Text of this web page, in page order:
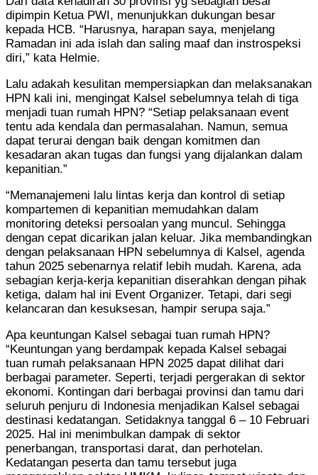
dipimpin Ketua PWI, menunjukkan dukungan besar
kepada HCB. “Harusnya, harapan saya, menjelang
Ramadan ini ada islah dan saling maaf dan instrospeksi
diri,” kata Helmie.
Lalu adakah kesulitan mempersiapkan dan melaksanakan
HPN kali ini, mengingat Kalsel sebelumnya telah di tiga
menjadi tuan rumah HPN? “Setiap pelaksanaan event
tentu ada kendala dan permasalahan. Namun, semua
dapat terurai dengan baik dengan komitmen dan
kesadaran akan tugas dan fungsi yang dijalankan dalam
kepanitian.”
“Memanajemeni lalu lintas kerja dan kontrol di setiap
kompartemen di kepanitian memudahkan dalam
monitoring deteksi persoalan yang muncul. Sehingga
dengan cepat dicarikan jalan keluar. Jika membandingkan
dengan pelaksanaan HPN sebelumnya di Kalsel, agenda
tahun 2025 sebenarnya relatif lebih mudah. Karena, ada
sebagian kerja-kerja kepanitian diserahkan dengan pihak
ketiga, dalam hal ini Event Organizer. Tetapi, dari segi
kelancaran dan kesuksesan, hampir serupa saja.”
Apa keuntungan Kalsel sebagai tuan rumah HPN?
“Keuntungan yang berdampak kepada Kalsel sebagai
tuan rumah pelaksanaan HPN 2025 dapat dilihat dari
berbagai parameter. Seperti, terjadi pergerakan di sektor
ekonomi. Kontingan dari berbagai provinsi dan tamu dari
seluruh penjuru di Indonesia menjadikan Kalsel sebagai
destinasi kedatangan. Setidaknya tanggal 6 – 10 Februari
2025. Hal ini menimbulkan dampak di sektor
penerbangan, transportasi darat, dan perhotelan.
Kedatangan peserta dan tamu tersebut juga